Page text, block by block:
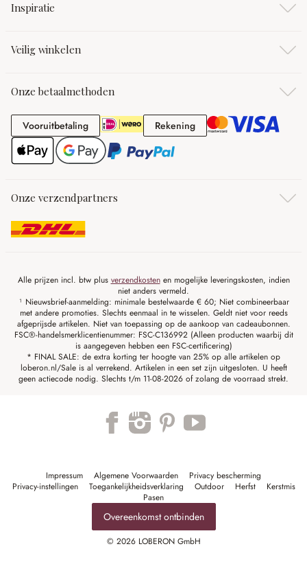
Inspiratie
Veilig winkelen
Onze betaalmethoden
VooruitbetalingVooruitbetaling RekeningRekening
Onze verzendpartners
Alle prijzen incl. btw plus verzendkostenen mogelijke leveringskosten, indien
niet anders vermeld.
¹ Nieuwsbrief-aanmelding: minimale bestelwaarde € 60; Niet combineerbaar
met andere promoties. Slechts eenmaal in te wisselen. Geldt niet voor reeds
afgeprijsde artikelen. Niet van toepassing op de aankoop van cadeaubonnen.
FSC®-handelsmerklicentienummer: FSC-C136992 (Alleen producten waarbij dit
is aangegeven hebben een FSC-certificering)
* FINAL SALE: de extra korting ter hoogte van 25% op alle artikelen op
loberon.nl/Sale is al verrekend. Artikelen in een set zijn uitgesloten. U heeft
geen actiecode nodig. Slechts t/m 11-08-2026 of zolang de voorraad strekt.
Impressum Algemene Voorwaarden
Privacy bescherming
Privacy-instellingen
Toegankelijkheidsverklaring Outdoor Herfst
Kerstmis
Pasen
Overeenkomst ontbinden
© 2026 LOBERON GmbH